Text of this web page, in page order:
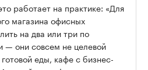
работает на практике: «Для
магазина офисных
на два или три по
— они совсем не целевой
еды, кафе с бизнес-